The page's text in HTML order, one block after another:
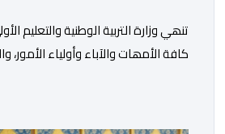
تنھي وزارة التربیة الوطنیة والتعلیم
كافة الأمھات والآباء وأولیاء الأمور،